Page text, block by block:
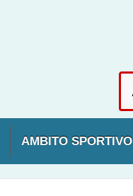
AMBITO SPORTIVO